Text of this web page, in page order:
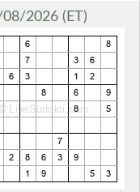
2026 (ET)